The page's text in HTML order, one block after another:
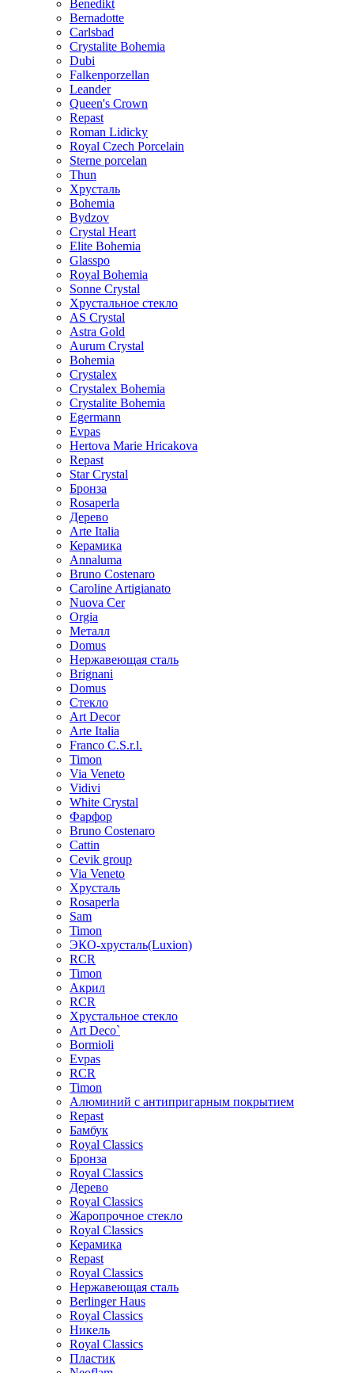
Benedikt
Bernadotte
Carlsbad
Crystalite Bohemia
Dubi
Falkenporzellan
Leander
Queen's Crown
Repast
Roman Lidicky
Royal Czech Porcelain
Sterne porcelan
Thun
Хрусталь
Bohemia
Bydzov
Crystal Heart
Elite Bohemia
Glasspo
Royal Bohemia
Sonne Crystal
Хрустальное стекло
AS Crystal
Astra Gold
Aurum Crystal
Bohemia
Crystalex
Crystalex Bohemia
Crystalite Bohemia
Egermann
Evpas
Hertova Marie Hricakova
Repast
Star Crystal
Бронза
Rosaperla
Дерево
Arte Italia
Керамика
Annaluma
Bruno Costenaro
Caroline Artigianato
Nuova Cer
Orgia
Металл
Domus
Нержавеющая сталь
Brignani
Domus
Стекло
Art Decor
Arte Italia
Franco C.S.r.l.
Timon
Via Veneto
Vidivi
White Crystal
Фарфор
Bruno Costenaro
Cattin
Cevik group
Via Veneto
Хрусталь
Rosaperla
Sam
Timon
ЭКО-хрусталь(Luxion)
RCR
Timon
Акрил
RCR
Хрустальное стекло
Art Deco`
Bormioli
Evpas
RCR
Timon
Алюминий с антипригарным покрытием
Repast
Бамбук
Royal Classics
Бронза
Royal Classics
Дерево
Royal Classics
Жаропрочное стекло
Royal Classics
Керамика
Repast
Royal Classics
Нержавеющая сталь
Berlinger Haus
Royal Classics
Никель
Royal Classics
Пластик